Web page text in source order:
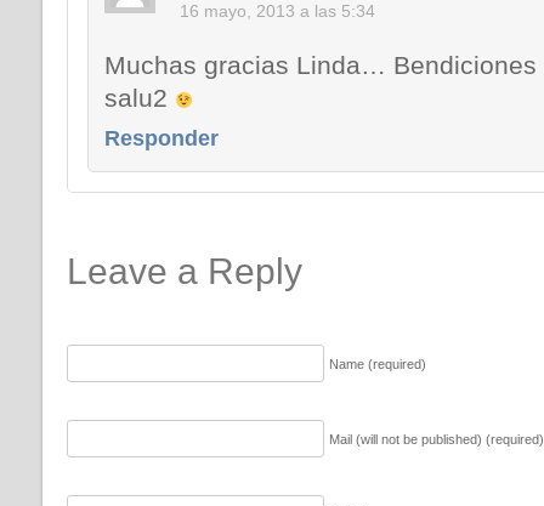
16 mayo, 2013 a las 5:34
Muchas gracias Linda…
salu2
Responder
Leave a Reply
Name (required)
Mail (will not be published) (required)